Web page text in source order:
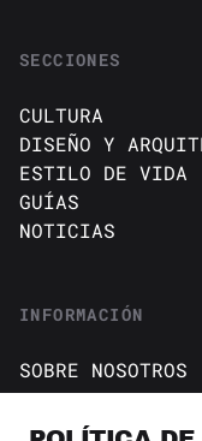
SECCIONES
CULTURA
DISEÑO Y
ESTILO DE VIDA
GUÍAS
NOTICIAS
INFORMACIÓN
SOBRE NOSOTROS
CONTACTO
Política de